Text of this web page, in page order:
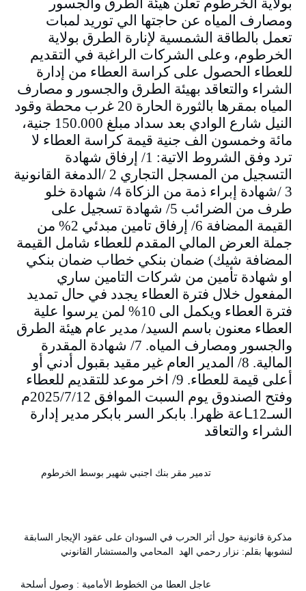
ومصارف المياه عن حاجتها الي توريد لمبات
تعمل بالطاقة الشمسية لإنارة الطرق بولاية
الخرطوم، وعلى الشركات الراغبة في التقديم
للعطاء الحصول على كراسة العطاء من إدارة
الشراء والتعاقد بهيئة الطرق والجسور و مصارف
المياه بمقرها بالثورة الحارة 20 غرب محطة وقود
النيل شارع الوادي بعد سداد مبلغ 150.000 جنية،
مائة وخمسون الف جنية قيمة كراسة العطاء لا
ترد وفق الشروط الاتية: 1/ إرفاق شهادة
التسجيل من المسجل التجاري 2 /الدمغة القانونية
3 /شهادة إبراء ذمة من الزكاة 4/ شهادة خلو
طرف من الضرائب 5/ شهادة تسجيل على
القيمة المضافة 6/ إرفاق تامين مبدئي 2% من
جملة العرض المالي المقدم للعطاء شامل القيمة
المضافة شيك) ضمان بنكي خطاب ضمان بنكي
او شهادة تأمين من شركات التامين ساري
المفعول خلال فترة العطاء يجدد في حال تمديد
فترة العطاء ويكمل الى 10% لمن يرسوا علية
العطاء معنون باسم السيد/ مدير عام هيئة الطرق
والجسور ومصارف المياه. 7/ شهادة المقدرة
المالية. 8/ المدير العام غير مقيد بقبول أدني أو
أعلى قيمة للعطاء. 9/ اخر موعد للتقديم للعطاء
وفتح الصندوق يوم السبت الموافق 2025/7/12م
السـ12ـاعة ظهرا. بابكر السر بابكر مدير إدارة
الشراء والتعاقد
تدمير مقر بنك اجنبي شهير بوسط الخرطوم
مذكرة قانونية حول أثر الحرب في السودان على عقود الإيجار السابقة
لنشوبها بقلم: نزار رحمي الهد المحامي والمستشار القانوني
عاجل العطا من الخطوط الأمامية : وصول أسلحة